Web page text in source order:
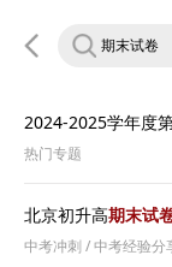
2024-2025学年度
热门专题
北京初升高期末试
中考冲刺/中考经验分